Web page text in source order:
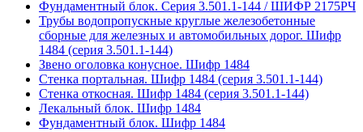
Фундаментный блок. Серия 3.501.1-144 / ШИФР 2175РЧ
Трубы водопропускные круглые железобетонные
сборные для железных и автомобильных дорог. Шифр
1484 (серия 3.501.1-144)
Звено оголовка конусное. Шифр 1484
Стенка портальная. Шифр 1484 (серия 3.501.1-144)
Стенка откосная. Шифр 1484 (серия 3.501.1-144)
Лекальный блок. Шифр 1484
Фундаментный блок. Шифр 1484